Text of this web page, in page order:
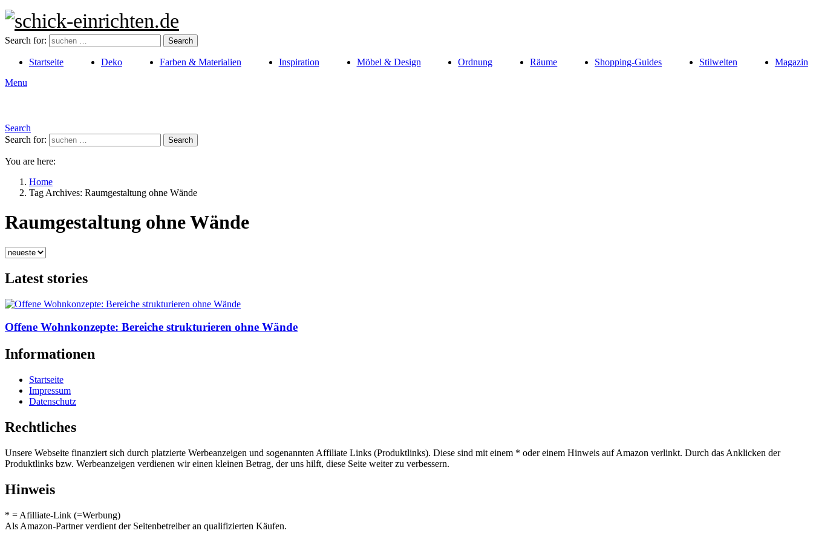
Search for: Search
Startseite Deko Farben & Materialien Inspiration Möbel & Design Ordnung Räume Shopping-Guides Stilwelten
Magazin
Menu
Search
Search for:
Search
You are here:
Home
Tag Archives: Raumgestaltung ohne Wände
Raumgestaltung ohne Wände
Latest stories
Offene Wohnkonzepte: Bereiche strukturieren ohne Wände
Informationen
Startseite
Impressum
Datenschutz
Rechtliches
Unsere Webseite finanziert sich durch platzierte Werbeanzeigen und sogenannten Affiliate Links (Produktlinks). Diese sind mit einem * oder einem Hinweis auf Amazon verlinkt. Durch das Anklicken der
Produktlinks bzw. Werbeanzeigen verdienen wir einen kleinen Betrag, der uns hilft, diese Seite weiter zu verbessern.
Hinweis
* = Afilliate-Link (=Werbung)
Als Amazon-Partner verdient der Seitenbetreiber an qualifizierten Käufen.